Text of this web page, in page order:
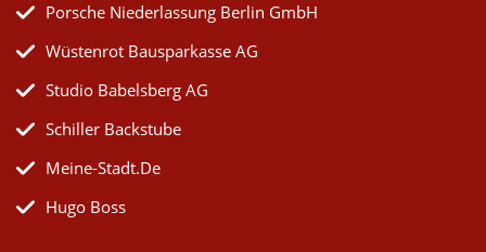
Porsche Niederlassung Berlin GmbH
Wüstenrot Bausparkasse AG
Studio Babelsberg AG
Schiller Backstube
Meine-Stadt.de
Hugo Boss